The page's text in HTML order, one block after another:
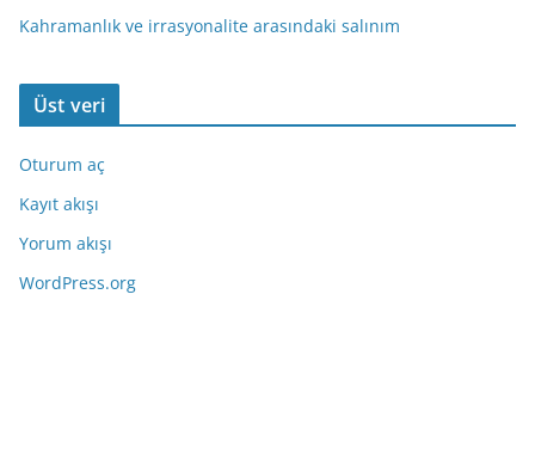
Kahramanlık ve irrasyonalite arasındaki salınım
Üst veri
Oturum aç
Kayıt akışı
Yorum akışı
WordPress.org